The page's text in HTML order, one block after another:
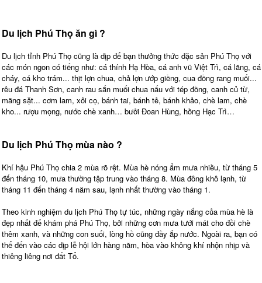
Du lịch Phú Thọ ăn gì ?
Du lịch tỉnh Phú Thọ cũng là dịp để bạn thưởng thức đặc sản Phú Thọ với
các món ngon có tiếng như: cá thính Hạ Hòa, cá anh vũ Việt Trì, cá lăng, cá
cháy, cá kho trám... thịt lợn chua, chả lợn ướp giềng, cua đồng rang muối...
rêu đá Thanh Sơn, canh rau sắn muối chua nấu với tép đồng, canh củ từ,
măng sặt... cơm lam, xôi cọ, bánh tai, bánh tẻ, bánh khảo, chè lam, chè
kho... rượu mọng, nước chè xanh… bưởi Đoan Hùng, hồng Hạc Trì…
Du lịch Phú Thọ mùa nào ?
Khí hậu Phú Thọ chia 2 mùa rõ rệt. Mùa hè nóng ẩm mưa nhiều, từ tháng 5
đến tháng 10, mưa thường tập trung vào tháng 8. Mùa đông khô lạnh, từ
tháng 11 đến tháng 4 năm sau, lạnh nhất thường vào tháng 1.
Theo kinh nghiệm du lịch Phú Thọ tự túc, những ngày nắng của mùa hè là
đẹp nhất để khám phá Phú Thọ, bởi những cơn mưa tưới mát cho đồi chè
thêm xanh, và những con suối, lòng hồ cũng đầy ắp nước. Ngoài ra, bạn có
thể đến vào các dịp lễ hội lớn hàng năm, hòa vào không khí nhộn nhịp và
thiêng liêng nơi đất Tổ.